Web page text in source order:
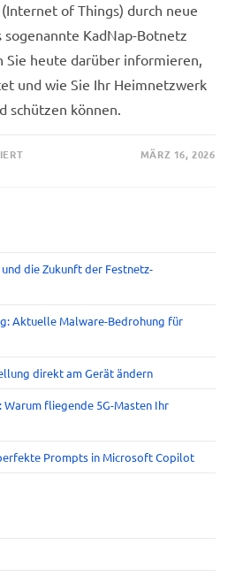
of Things) durch neue
sogenannte KadNap-Botnetz
Sie heute darüber informieren,
und wie Sie Ihr Heimnetzwerk
schützen können.
MÄRZ 16, 2026
die Zukunft der Festnetz-
Aktuelle Malware-Bedrohung für
direkt am Gerät ändern
fliegende 5G-Masten Ihr
Prompts in Microsoft Copilot